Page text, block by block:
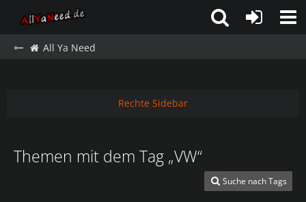
All Ya Need
Themen mit dem Tag „VW“
Suche nach Tags
Rechte Sidebar